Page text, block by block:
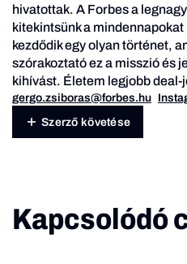
hivatottak. A Forbes a
kitekintsünk a
kezdődik egy olyan történet,
szórakoztató ez a misszió és
kihívást. Életem legjobb
gergo.zsiboras@forbes.hu
Szerző követése
Kapcsolódó